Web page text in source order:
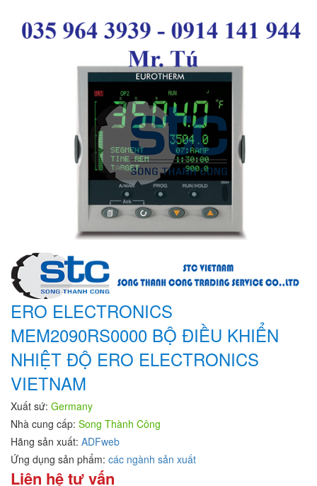
ERO ELECTRONICS
MEM2090RS0000 BỘ ĐIỀU KHIỂN
NHIỆT ĐỘ ERO ELECTRONICS
VIETNAM
Xuất sứ: Germany
Nhà cung cấp: Song Thành Công
Hãng sản xuất: ADFweb
Ứng dụng sản phẩm: các ngành sản xuất
Liên hệ tư vấn